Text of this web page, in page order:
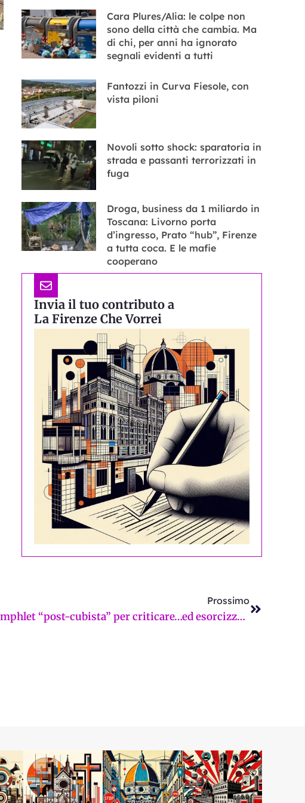
Cara Plures/Alia: le colpe non
sono della città che cambia. Ma
di chi, per anni ha ignorato
segnali evidenti a tutti
Fantozzi in Curva Fiesole, con
vista piloni
Novoli sotto shock: sparatoria in
strada e passanti terrorizzati in
fuga
Droga, business da 1 miliardo in
Toscana: Livorno porta
d’ingresso, Prato “hub”, Firenze
a tutta coca. E le mafie
cooperano
Invia il tuo contributo a
La Firenze Che Vorrei
Prossimo
Cubo Nero, un pamphlet “post-cubista” per criticare…ed esorcizzare: un e-book “a porte aperte” di artisti, urbanisti, intellettuali fiorentini e non